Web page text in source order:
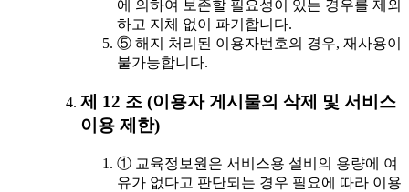
에 의하여 보존할 필요성이 있는 경우를 제외
하고 지체 없이 파기합니다.
⑤ 해지 처리된 이용자번호의 경우, 재사용이
불가능합니다.
제 12 조 (이용자 게시물의 삭제 및 서비스
이용 제한)
① 교육정보원은 서비스용 설비의 용량에 여
유가 없다고 판단되는 경우 필요에 따라 이용